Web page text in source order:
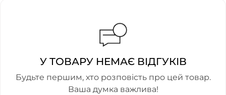
У ТОВАРУ НЕМАЄ ВІДГУКІВ
Будьте першим, хто розповість про цей товар.
Ваша думка важлива!